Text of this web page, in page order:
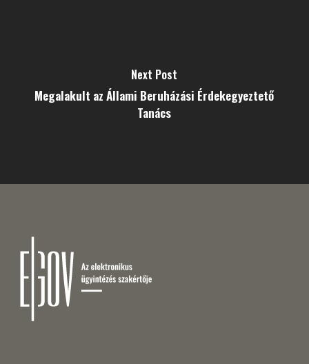
Next Post
Megalakult az Állami Beruházási Érdekegyeztető
Tanács